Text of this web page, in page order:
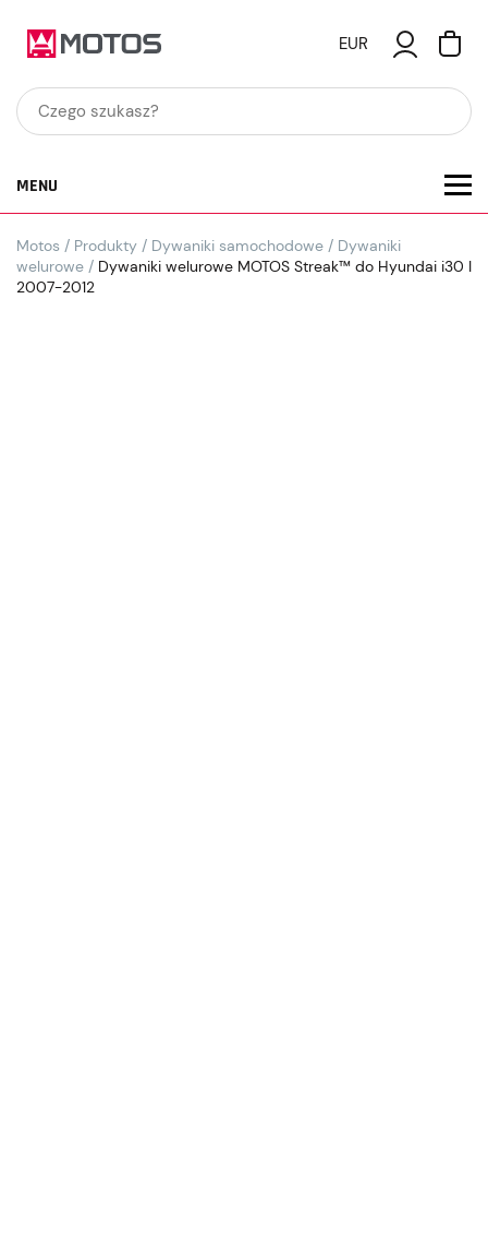
EUR
MENU
Motos / Produkty / Dywaniki samochodowe / Dywaniki
welurowe / Dywaniki welurowe MOTOS Streak™ do Hyundai i30 I
2007-2012